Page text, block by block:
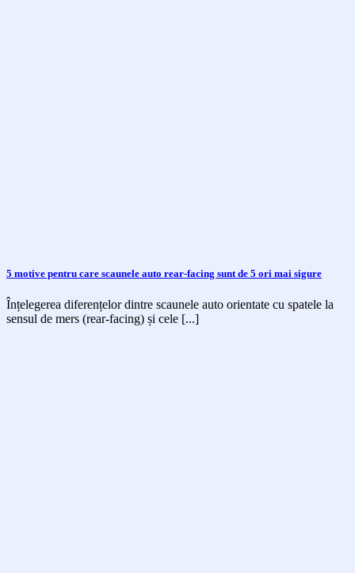
5 motive pentru care scaunele auto rear-facing sunt de 5 ori mai sigure
Înțelegerea diferențelor dintre scaunele auto orientate cu spatele la
sensul de mers (rear-facing) și cele [...]